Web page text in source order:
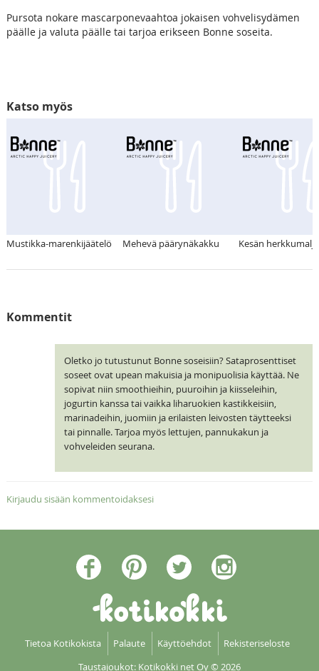
Pursota nokare mascarponevaahtoa jokaisen vohvelisydämen
päälle ja valuta päälle tai tarjoa erikseen Bonne soseita.
Katso myös
Mustikka-marenkijäätelö Mehevä päärynäkakku Kesän herkkumalja
Kommentit
Oletko jo tutustunut Bonne soseisiin? Sataprosenttiset
soseet ovat upean makuisia ja monipuolisia käyttää. Ne
sopivat niin smoothieihin, puuroihin ja kiisseleihin,
jogurtin kanssa tai vaikka liharuokien kastikkeisiin,
marinadeihin, juomiin ja erilaisten leivosten täytteeksi
tai pinnalle. Tarjoa myös lettujen, pannukakun ja
vohveleiden seurana.
Kirjaudu sisään kommentoidaksesi
Tietoa Kotikokista Palaute Käyttöehdot
Rekisteriseloste
Taustajoukot: Kotikokki net Oy© 2026